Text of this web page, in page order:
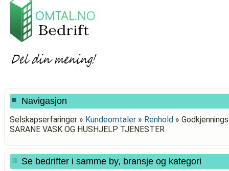
Navigasjon
Selskapserfaringer » Kundeomtaler » Renhold »
SARANE VASK OG HUSHJELP TJENESTER
Se bedrifter i samme by, bransje og kategori